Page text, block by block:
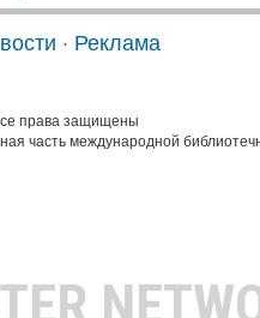
· Реклама
права защищены
часть международной